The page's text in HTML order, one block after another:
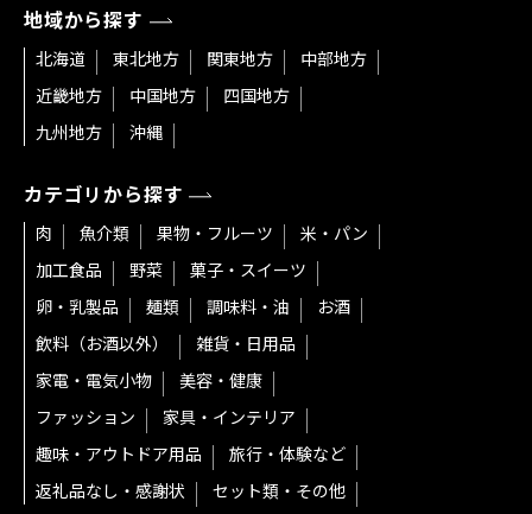
地域から探す
北海道 東北地方 関東地方
中部地方
近畿地方
中国地方
四国地方
九州地方
沖縄
カテゴリから探す
肉 魚介類 果物・フルーツ
米・パン
加工食品
野菜
菓子・スイーツ
卵・乳製品
麺類 調味料・油
お酒
飲料（お酒以外）
雑貨・日用品
家電・電気小物
美容・健康
ファッション
家具・インテリア
趣味・アウトドア用品
旅行・体験など
返礼品なし・感謝状
セット類・その他